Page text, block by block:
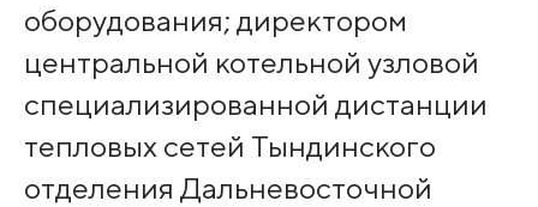
оборудования; директором
центральной котельной узловой
специализированной дистанции
тепловых сетей Тындинского
отделения Дальневосточной